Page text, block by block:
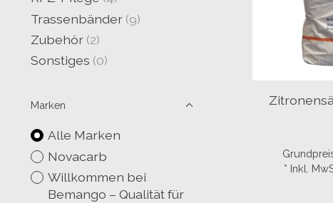
Trassenbänder (9)
Zubehör (2)
Sonstiges (0)
Marken
Alle Marken
Novacarb
Willkommen bei
Bemango – Qualität für
* Inkl.